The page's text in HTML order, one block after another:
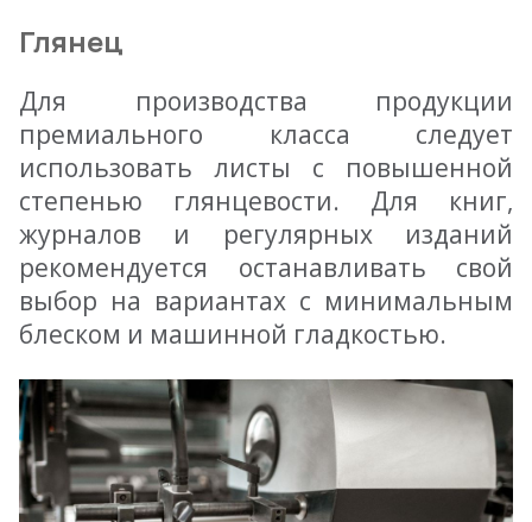
Глянец
Для производства продукции
премиального класса следует
использовать листы с повышенной
степенью глянцевости. Для книг,
журналов и регулярных изданий
рекомендуется останавливать свой
выбор на вариантах с минимальным
блеском и машинной гладкостью.